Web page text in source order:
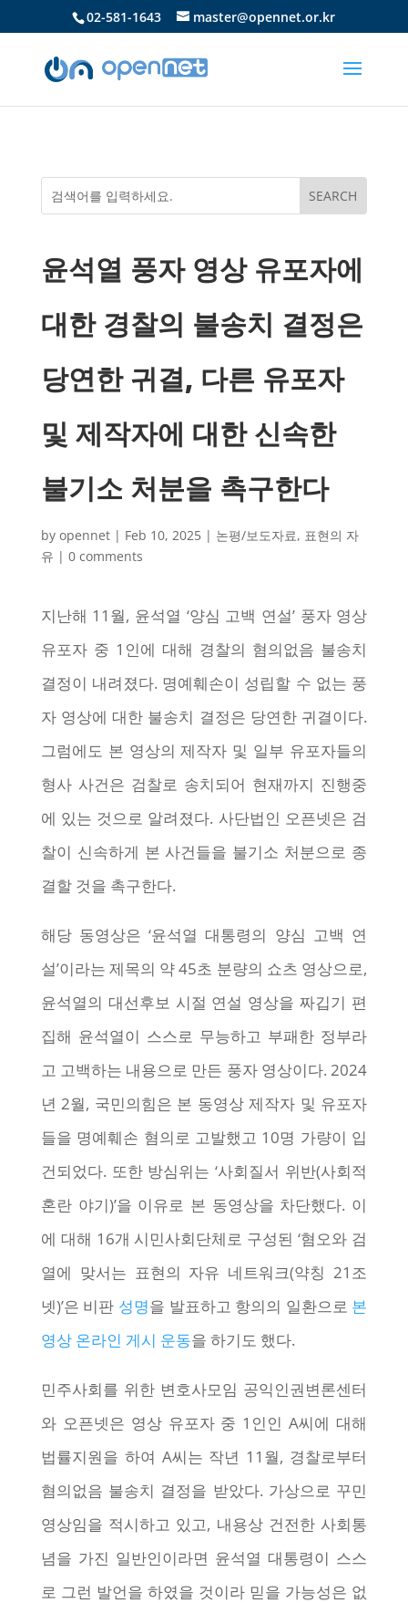
02-581-1643 master@opennet.or.kr
윤석열 풍자 영상 유포자에
대한 경찰의 불송치 결정은
당연한 귀결, 다른 유포자
및 제작자에 대한 신속한
불기소 처분을 촉구한다
by opennet| Feb 10, 2025| 논평/보도자료, 표현의 자
유 | 0 comments
지난해 11월, 윤석열 ‘양심 고백 연설’ 풍자 영상
유포자 중 1인에 대해 경찰의 혐의없음 불송치
결정이 내려졌다. 명예훼손이 성립할 수 없는 풍
자 영상에 대한 불송치 결정은 당연한 귀결이다.
그럼에도 본 영상의 제작자 및 일부 유포자들의
형사 사건은 검찰로 송치되어 현재까지 진행중
에 있는 것으로 알려졌다. 사단법인 오픈넷은 검
찰이 신속하게 본 사건들을 불기소 처분으로 종
결할 것을 촉구한다.
해당 동영상은 ‘윤석열 대통령의 양심 고백 연
설’이라는 제목의 약 45초 분량의 쇼츠 영상으로,
윤석열의 대선후보 시절 연설 영상을 짜깁기 편
집해 윤석열이 스스로 무능하고 부패한 정부라
고 고백하는 내용으로 만든 풍자 영상이다. 2024
년 2월, 국민의힘은 본 동영상 제작자 및 유포자
들을 명예훼손 혐의로 고발했고 10명 가량이 입
건되었다. 또한 방심위는 ‘사회질서 위반(사회적
혼란 야기)’을 이유로 본 동영상을 차단했다. 이
에 대해 16개 시민사회단체로 구성된 ‘혐오와 검
열에 맞서는 표현의 자유 네트워크(약칭 21조
넷)’은 비판 성명을 발표하고 항의의 일환으로 본
영상 온라인 게시 운동을 하기도 했다.
민주사회를 위한 변호사모임 공익인권변론센터
와 오픈넷은 영상 유포자 중 1인인 A씨에 대해
법률지원을 하여 A씨는 작년 11월, 경찰로부터
혐의없음 불송치 결정을 받았다. 가상으로 꾸민
영상임을 적시하고 있고, 내용상 건전한 사회통
념을 가진 일반인이라면 윤석열 대통령이 스스
로 그런 발언을 하였을 것이라 믿을 가능성은 없